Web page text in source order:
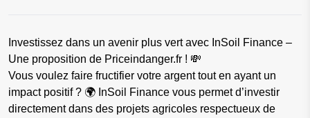
Investissez dans un avenir plus vert avec InSoil Finance –
Une proposition de Priceindanger.fr ! 💸
Vous voulez faire fructifier votre argent tout en ayant un
impact positif ? 🌍 InSoil Finance vous permet d’investir
directement dans des projets agricoles respectueux de